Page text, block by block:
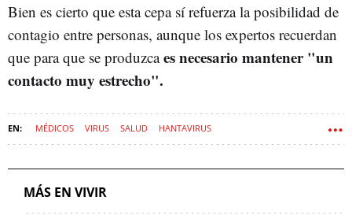
Bien es cierto que esta cepa sí refuerza la posibilidad de
contagio entre personas, aunque los expertos recuerdan
que para que se produzcaes necesario mantener "un
contacto muy estrecho".
MÉDICOS VIRUS SALUD HANTAVIRUS
MÁS EN VIVIR